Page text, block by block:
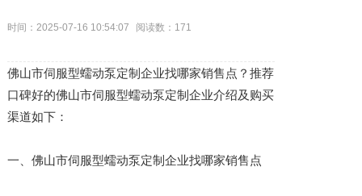
时间：2025-07-16 10:54:07 阅读数： 171
佛山市伺服型蠕动泵定制企业找哪家销售点？推荐
口碑好的佛山市伺服型蠕动泵定制企业介绍及购买
渠道如下：
一、佛山市伺服型蠕动泵定制企业找哪家销售点